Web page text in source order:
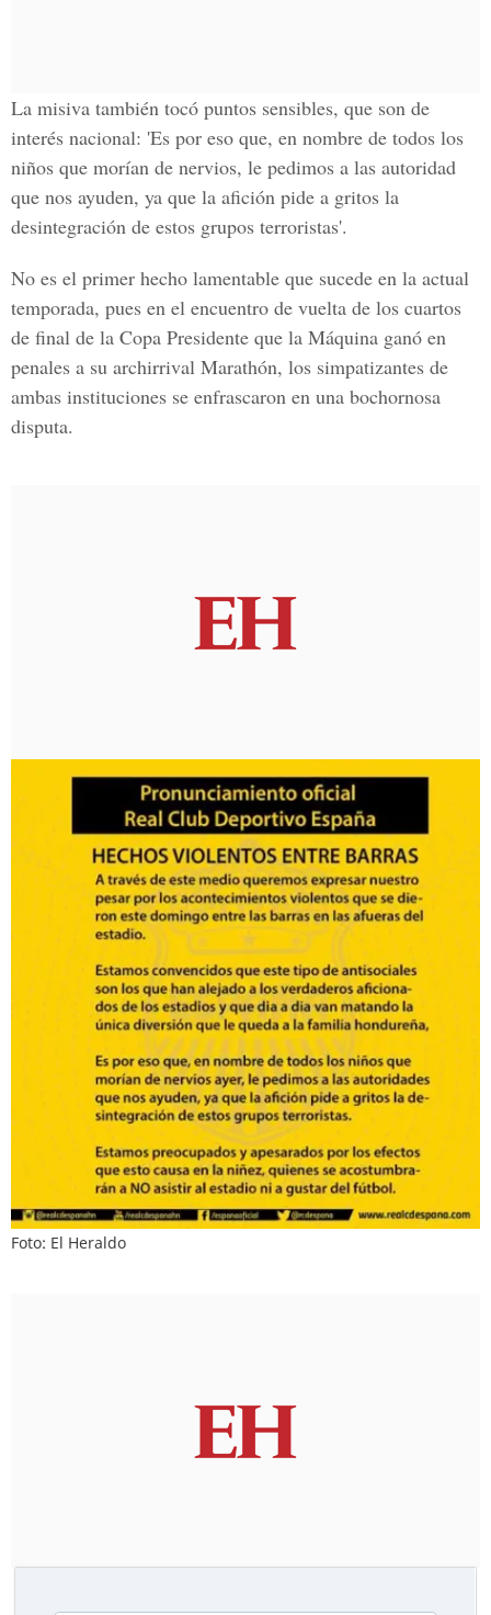
La misiva también tocó puntos sensibles, que son de
interés nacional: 'Es por eso que, en nombre de todos los
niños que morían de nervios, le pedimos a las autoridad
que nos ayuden, ya que la afición pide a gritos la
desintegración de estos grupos terroristas'.
No es el primer hecho lamentable que sucede en la actual
temporada, pues en el encuentro de vuelta de los cuartos
de final de la Copa Presidente que la Máquina ganó en
penales a su archirrival Marathón, los simpatizantes de
ambas instituciones se enfrascaron en una bochornosa
disputa.
Foto: El Heraldo